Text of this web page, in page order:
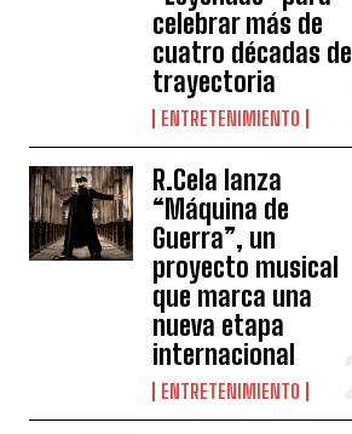
celebrar más de
cuatro décadas de
trayectoria
ENTRETENIMIENTO
R.Cela lanza
“Máquina de
Guerra”, un
proyecto musical
que marca una
nueva etapa
internacional
ENTRETENIMIENTO